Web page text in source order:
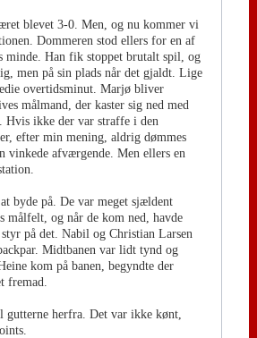
blevet 3-0. Men, og nu kommer vi
Dommeren stod ellers for en af
minde. Han fik stoppet brutalt spil, og
men på sin plads når det gjaldt. Lige
overtidsminut. Marjø bliver
målmand, der kaster sig ned med
Hvis ikke der var straffe i den
efter min mening, aldrig dømmes
vinkede afværgende. Men ellers en
byde på. De var meget sjældent
målfelt, og når de kom ned, havde
på det. Nabil og Christian Larsen
Midtbanen var lidt tynd og
kom på banen, begyndte der
fremad.
herfra. Det var ikke kønt,